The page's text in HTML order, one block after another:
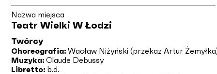
Nazwa miejsca
Teatr Wielki W Łodzi
Twórcy
Choreografia: Wacław Niżyński (przekaz Artur
Muzyka: Claude Debussy
Libretto: b.d.